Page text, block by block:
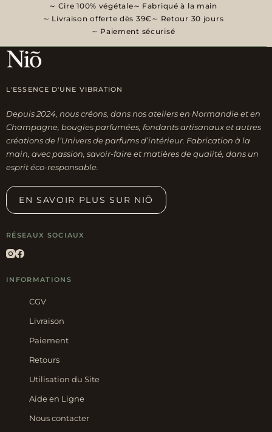
Cire 100% végétale
Fabriqué à la main
Livraison offerte dès 39€
Retour 30 jours
Paiement sécurisé
L'ESSENCE D'UNE VIBRATION
Depuis 2024, nous créons, dans nos ateliers en Normandie et en
Champagne, bougies parfumées, fondants artisanaux et autres
créations de l’Univers de parfums d’intérieur. Fabrication à la
main, avec passion, savoir-faire et matières de qualité, dans un
esprit éco-responsable.
EN SAVOIR PLUS SUR NIÕ
RÉSEAUX SOCIAUX
INFORMATIONS
CGV
Livraison
Paiement
Retours
Utilisation du Site
Aide en Ligne
Nous contacter